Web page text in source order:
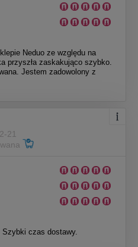
Neduo ze względu na
przyszła zaskakująco szybko.
Jestem zadowolony z
21
Szybki czas dostawy.